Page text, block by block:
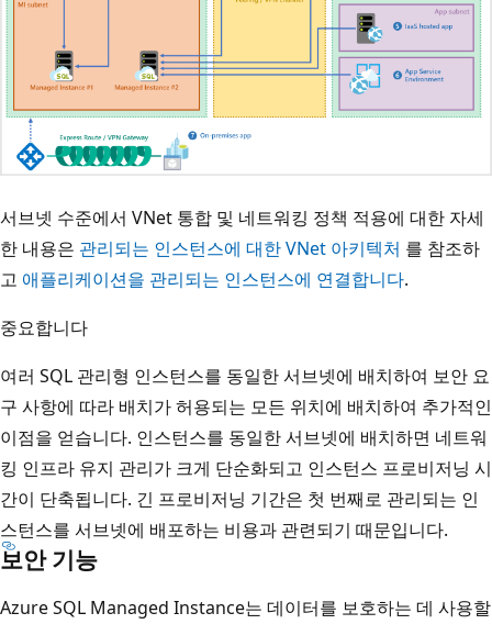
서브넷 수준에서 VNet 통합 및 네트워킹 정책 적용에 대한 자세
한 내용은 관리되는 인스턴스에 대한 VNet 아키텍처 를 참조하
고 애플리케이션을 관리되는 인스턴스에 연결합니다.
중요합니다
여러 SQL 관리형 인스턴스를 동일한 서브넷에 배치하여 보안 요
구 사항에 따라 배치가 허용되는 모든 위치에 배치하여 추가적인
이점을 얻습니다. 인스턴스를 동일한 서브넷에 배치하면 네트워
킹 인프라 유지 관리가 크게 단순화되고 인스턴스 프로비저닝 시
간이 단축됩니다. 긴 프로비저닝 기간은 첫 번째로 관리되는 인
스턴스를 서브넷에 배포하는 비용과 관련되기 때문입니다.
보안 기능
Azure SQL Managed Instance는 데이터를 보호하는 데 사용할